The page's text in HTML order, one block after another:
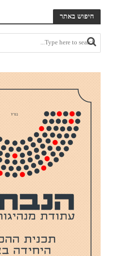
חיפוש באתר